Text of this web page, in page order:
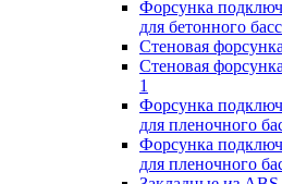
Форсунка
для бетонного
Стеновая
Стеновая
1
Форсунка
для пленочного
Форсунка
для пленочного